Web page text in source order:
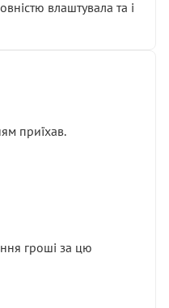
влаштувала та і
приїхав.
гроші за цю